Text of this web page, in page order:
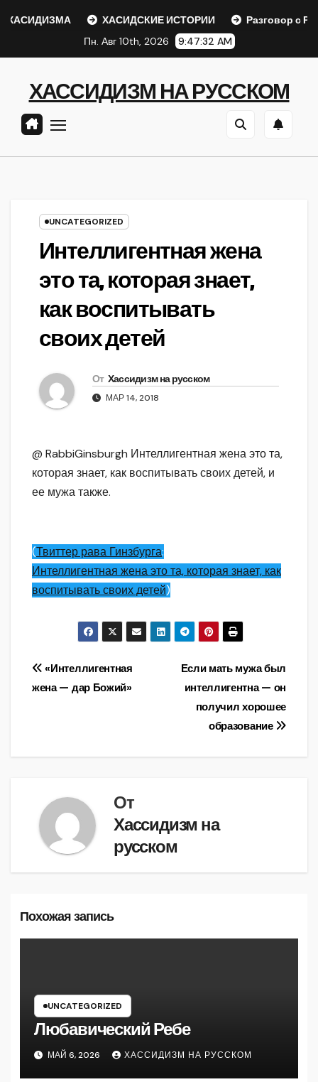
ХАСИДСКИЕ ИСТОРИИ
Разговор с Ребе
Пн. Авг 10th, 2026
9:47:32 AM
ХАССИДИЗМ НА РУССКОМ
UNCATEGORIZED
Интеллигентная жена
это та, которая знает,
как воспитывать
своих детей
От Хассидизм на русском
МАР 14, 2018
@ RabbiGinsburgh Интеллигентная жена это та,
которая знает, как воспитывать своих детей, и
ее мужа также.
(Твиттер рава Гинзбурга:
Интеллигентная жена это та, которая знает, как
воспитывать своих детей)
Навигация
Если мать мужа был
интеллигентна — он
получил хорошее
образование
«Интеллигентная
жена — дар Божий»
От
Хассидизм на
русском
Похожая запись
UNCATEGORIZED
Любавический Ребе
МАЙ 6, 2026 ХАССИДИЗМ НА РУССКОМ